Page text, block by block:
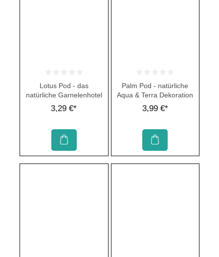
Durchschnittliche Bewertung von 0 von 5 Sternen
Lotus Pod - das
natürliche Garnelenhotel
3,29 €*
Durchschnittliche Bewertung von
Palm Pod - natürliche
Aqua & Terra Dekoration
3,99 €*